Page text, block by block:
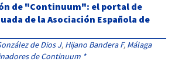
de "Continuum": el portal de
de la Asociación Española de
de Dios J, Hijano Bandera F, Málaga
de Continuum *